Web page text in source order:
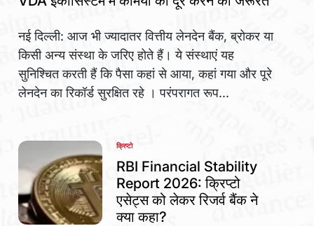
नई दिल्ली: आज भी ज्यादातर वित्तीय लेनदेन बैंक, ब्रोकर या
किसी अन्य संस्था के जरिए होते हैं। ये संस्थाएं यह
सुनिश्चित करती हैं कि पैसा कहां से आया, कहां गया और पूरे
लेनदेन का रिकॉर्ड सुरक्षित रहे । परंपरागत रूप...
POSTED
IN
क्रिप्टो
RBI Financial Stability
Report 2026: क्रिप्टो
एसेट्स को लेकर रिजर्व बैंक ने
क्या कहा?